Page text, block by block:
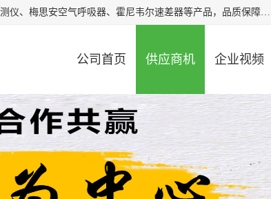
北京中创汇安科贸有限公司专业生产救援三脚架、天鹰4X气体检测仪、梅思安空气呼吸器、霍尼韦尔速差器等产品，品质保障，价格合理，欢迎在线致电咨询。
公司首页 供应商机 企业视频